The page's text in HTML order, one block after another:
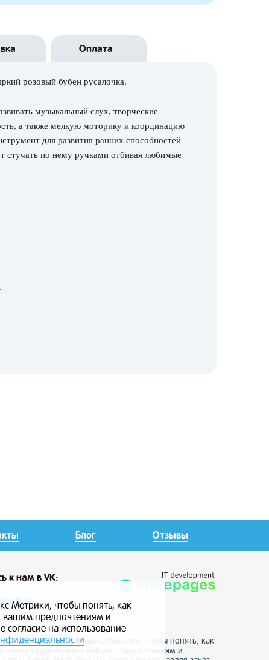
Оплата
розовый бубен русалочка.
музыкальный слух, творческие
а также мелкую моторику и координацию
для развития ранних способностей
стучать по нему ручками отбивая любимые
Блог Отзывы
к нам в VK:
с помощью Яндекс Метрики, чтобы понять, как
содержание к вашим предпочтениям и
Метрики, чтобы понять, как
вашим предпочтениям и
согласие на использование